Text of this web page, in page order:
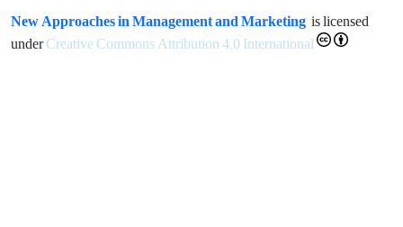
New Approaches in Management and Marketing is licensed
underCreative Commons Attribution 4.0 International